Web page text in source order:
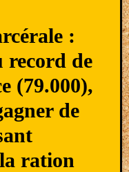
:
record de
(79.000),
de
ration